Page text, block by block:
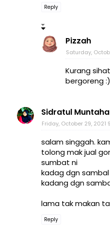
Reply
Pizzah
Saturday,
Kurang
bergoreng :)
Sidratul Muntaha
Friday, October 29, 2021
salam singgah.
tolong mak jual
sumbat ni
kadag dgn
kadang dgn
lama tak makan
Reply